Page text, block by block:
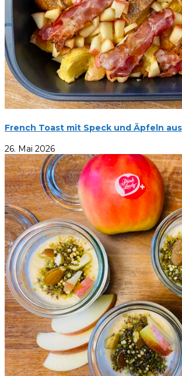
French Toast mit Speck und Äpfeln
26. Mai 2026